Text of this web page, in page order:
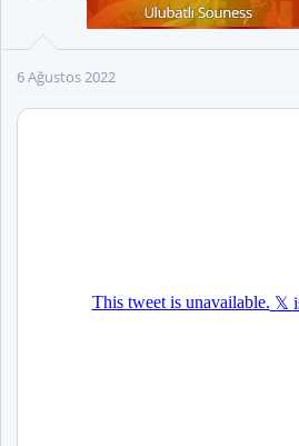
6 Ağustos 2022